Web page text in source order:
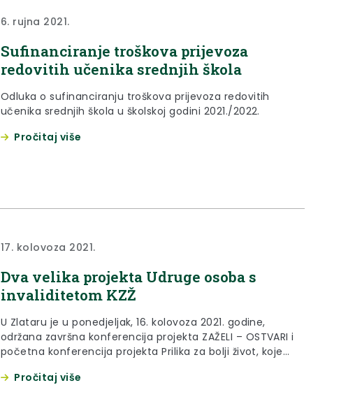
6. rujna 2021.
Sufinanciranje troškova prijevoza
redovitih učenika srednjih škola
Odluka o sufinanciranju troškova prijevoza redovitih
učenika srednjih škola u školskoj godini 2021./2022.
Pročitaj više
17. kolovoza 2021.
Dva velika projekta Udruge osoba s
invaliditetom KZŽ
U Zlataru je u ponedjeljak, 16. kolovoza 2021. godine,
održana završna konferencija projekta ZAŽELI – OSTVARI i
početna konferencija projekta Prilika za bolji život, koje
zagorske županije.
Pročitaj više